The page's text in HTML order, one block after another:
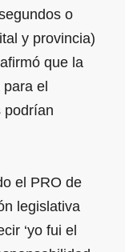
o
y provincia)
que la
el
podrían
el PRO de
legislativa
‘yo fui el